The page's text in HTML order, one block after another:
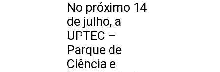
No próximo 14
de julho, a
UPTEC –
Parque de
Ciência e